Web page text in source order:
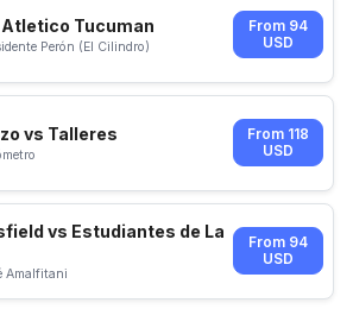
Atletico Tucuman
Perón (El Cilindro)
From 94
USD
vs Talleres
From 118
USD
vs Estudiantes de La
Amalfitani
From 94
USD